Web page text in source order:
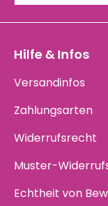
Hilfe & Infos
Versandinfos
Zahlungsarten
Widerrufsrecht
Muster-
Echtheit von